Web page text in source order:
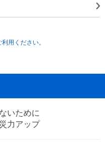
用ください。
いために
力アップ